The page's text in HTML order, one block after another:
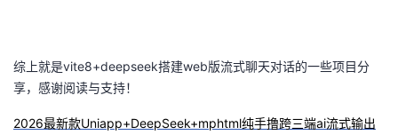
综上就是vite8+deepseek搭建web版流式聊天对话的一些项目分
享，感谢阅读与支持！
2026最新款Uniapp+DeepSeek+mphtml纯手撸跨三端ai流式输出